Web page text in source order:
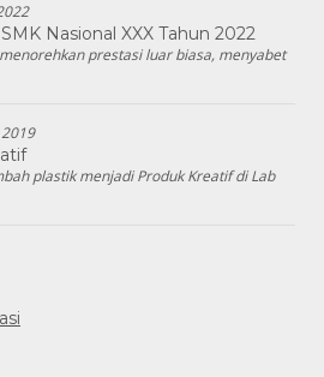
Nasional XXX Tahun 2022
prestasi luar biasa, menyabet
plastik menjadi Produk Kreatif di Lab